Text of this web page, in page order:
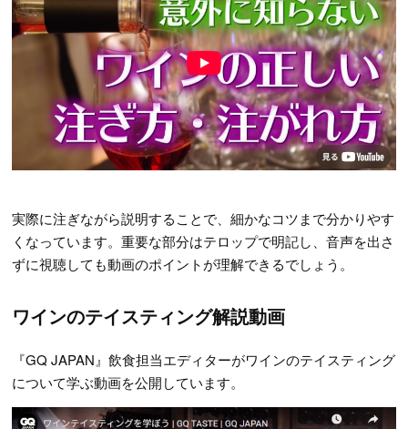
実際に注ぎながら説明することで、細かなコツまで分かりやす
くなっています。重要な部分はテロップで明記し、音声を出さ
ずに視聴しても動画のポイントが理解できるでしょう。
ワインのテイスティング解説動画
『GQ JAPAN』飲食担当エディターがワインのテイスティング
について学ぶ動画を公開しています。